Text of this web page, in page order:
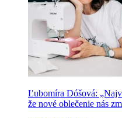
Ľubomíra Dóšová:
že nové oblečenie nás